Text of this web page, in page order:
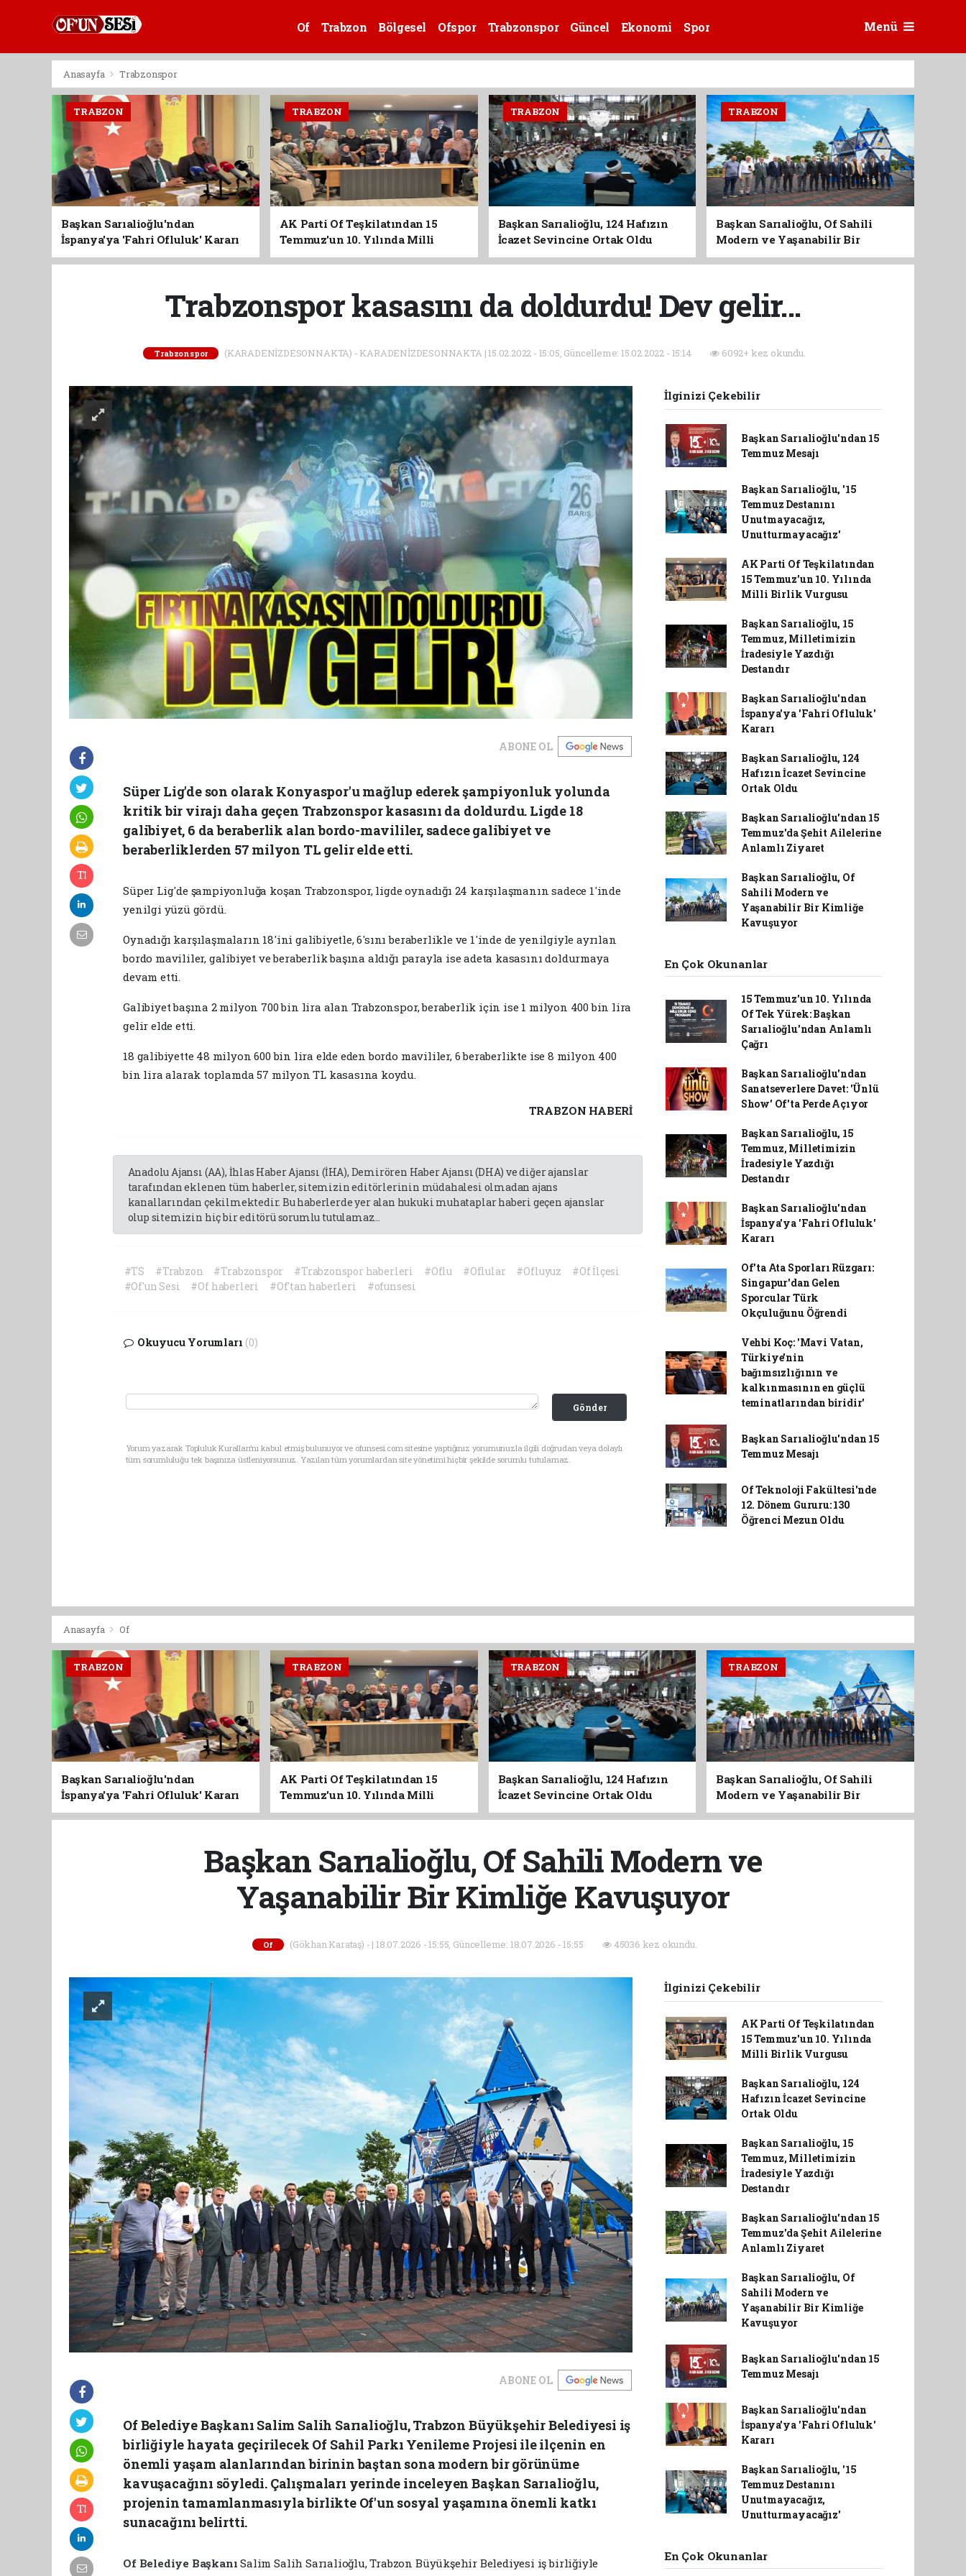
Of Trabzon Bölgesel Ofspor Trabzonspor Güncel Ekonomi Spor Menü
Anasayfa Trabzonspor
TRABZON
Başkan Sarıalioğlu'ndan
İspanya'ya 'Fahri Ofluluk' Kararı
TRABZON
AK Parti Of Teşkilatından 15
Temmuz'un 10. Yılında Milli
Birlik Vurgusu
TRABZON
Başkan Sarıalioğlu, 124 Hafızın
İcazet Sevincine Ortak Oldu
TRABZON
Başkan Sarıalioğlu, Of Sahili
Modern ve Yaşanabilir Bir
Kimliğe Kavuşuyor
Trabzonspor kasasını da doldurdu! Dev gelir...
Trabzonspor (KARADENİZDESONNAKTA) - KARADENİZDESONNAKTA | 15.02.2022 - 15:05, Güncelleme: 15.02.2022 - 15:14 6092+ kez okundu.
ABONE OL
Süper Lig'de son olarak Konyaspor'u mağlup ederek şampiyonluk yolunda
kritik bir virajı daha geçen Trabzonspor kasasını da doldurdu. Ligde 18
galibiyet, 6 da beraberlik alan bordo-mavililer, sadece galibiyet ve
beraberliklerden 57 milyon TL gelir elde etti.
Süper Lig'de şampiyonluğa koşan Trabzonspor, ligde oynadığı 24 karşılaşmanın sadece 1'inde
yenilgi yüzü gördü.
Oynadığı karşılaşmaların 18'ini galibiyetle, 6'sını beraberlikle ve 1'inde de yenilgiyle ayrılan
bordo mavililer, galibiyet ve beraberlik başına aldığı parayla ise adeta kasasını doldurmaya
devam etti.
Galibiyet başına 2 milyon 700 bin lira alan Trabzonspor, beraberlik için ise 1 milyon 400 bin lira
gelir elde etti.
18 galibiyette 48 milyon 600 bin lira elde eden bordo mavililer, 6 beraberlikte ise 8 milyon 400
bin lira alarak toplamda 57 milyon TL kasasına koydu.
TRABZON HABERİ
Anadolu Ajansı (AA), İhlas Haber Ajansı (İHA), Demirören Haber Ajansı (DHA) ve diğer ajanslar
tarafından eklenen tüm haberler, sitemizin editörlerinin müdahalesi olmadan ajans
kanallarından çekilmektedir. Bu haberlerde yer alan hukuki muhataplar haberi geçen ajanslar
olup sitemizin hiç bir editörü sorumlu tutulamaz...
#TS #Trabzon #Trabzonspor #Trabzonspor haberleri #Oflu #Oflular #Ofluyuz
#Of İlçesi
#Of'un Sesi
#Of haberleri #Of'tan haberleri #ofunsesi
Okuyucu Yorumları (0)
Gönder
Yorum yazarak Topluluk Kuralları’nı kabul etmiş bulunuyor ve ofunsesi.com sitesine yaptığınız yorumunuzla ilgili doğrudan veya dolaylı
tüm sorumluluğu tek başınıza üstleniyorsunuz. Yazılan tüm yorumlardan site yönetimi hiçbir şekilde sorumlu tutulamaz.
İlginizi Çekebilir
Başkan Sarıalioğlu'ndan 15
Temmuz Mesajı
Başkan Sarıalioğlu, '15
Temmuz Destanını
Unutmayacağız,
Unutturmayacağız'
AK Parti Of Teşkilatından
15 Temmuz'un 10. Yılında
Milli Birlik Vurgusu
Başkan Sarıalioğlu, 15
Temmuz, Milletimizin
İradesiyle Yazdığı
Destandır
Başkan Sarıalioğlu'ndan
İspanya'ya 'Fahri Ofluluk'
Kararı
Başkan Sarıalioğlu, 124
Hafızın İcazet Sevincine
Ortak Oldu
Başkan Sarıalioğlu'ndan 15
Temmuz'da Şehit Ailelerine
Anlamlı Ziyaret
Başkan Sarıalioğlu, Of
Sahili Modern ve
Yaşanabilir Bir Kimliğe
Kavuşuyor
En Çok Okunanlar
15 Temmuz'un 10. Yılında
Of Tek Yürek: Başkan
Sarıalioğlu'ndan Anlamlı
Çağrı
Başkan Sarıalioğlu'ndan
Sanatseverlere Davet: 'Ünlü
Show' Of'ta Perde Açıyor
Başkan Sarıalioğlu, 15
Temmuz, Milletimizin
İradesiyle Yazdığı
Destandır
Başkan Sarıalioğlu'ndan
İspanya'ya 'Fahri Ofluluk'
Kararı
Of'ta Ata Sporları Rüzgarı:
Singapur'dan Gelen
Sporcular Türk
Okçuluğunu Öğrendi
Vehbi Koç: 'Mavi Vatan,
Türkiye'nin
bağımsızlığının ve
kalkınmasının en güçlü
teminatlarından biridir'
Başkan Sarıalioğlu'ndan 15
Temmuz Mesajı
Of Teknoloji Fakültesi'nde
12. Dönem Gururu: 130
Öğrenci Mezun Oldu
Anasayfa Of
TRABZON
Başkan Sarıalioğlu'ndan
İspanya'ya 'Fahri Ofluluk' Kararı
TRABZON
AK Parti Of Teşkilatından 15
Temmuz'un 10. Yılında Milli
Birlik Vurgusu
TRABZON
Başkan Sarıalioğlu, 124 Hafızın
İcazet Sevincine Ortak Oldu
TRABZON
Başkan Sarıalioğlu, Of Sahili
Modern ve Yaşanabilir Bir
Kimliğe Kavuşuyor
Başkan Sarıalioğlu, Of Sahili Modern ve
Yaşanabilir Bir Kimliğe Kavuşuyor
Of (Gökhan Karataş) - | 18.07.2026 - 15:55, Güncelleme: 18.07.2026 - 15:55 45036 kez okundu.
ABONE OL
Of Belediye Başkanı Salim Salih Sarıalioğlu, Trabzon Büyükşehir Belediyesi iş
birliğiyle hayata geçirilecek Of Sahil Parkı Yenileme Projesi ile ilçenin en
önemli yaşam alanlarından birinin baştan sona modern bir görünüme
kavuşacağını söyledi. Çalışmaları yerinde inceleyen Başkan Sarıalioğlu,
projenin tamamlanmasıyla birlikte Of'un sosyal yaşamına önemli katkı
sunacağını belirtti.
Of Belediye BaşkanıSalim Salih Sarıalioğlu, Trabzon Büyükşehir Belediyesi iş birliğiyle
İlginizi Çekebilir
AK Parti Of Teşkilatından
15 Temmuz'un 10. Yılında
Milli Birlik Vurgusu
Başkan Sarıalioğlu, 124
Hafızın İcazet Sevincine
Ortak Oldu
Başkan Sarıalioğlu, 15
Temmuz, Milletimizin
İradesiyle Yazdığı
Destandır
Başkan Sarıalioğlu'ndan 15
Temmuz'da Şehit Ailelerine
Anlamlı Ziyaret
Başkan Sarıalioğlu, Of
Sahili Modern ve
Yaşanabilir Bir Kimliğe
Kavuşuyor
Başkan Sarıalioğlu'ndan 15
Temmuz Mesajı
Başkan Sarıalioğlu'ndan
İspanya'ya 'Fahri Ofluluk'
Kararı
Başkan Sarıalioğlu, '15
Temmuz Destanını
Unutmayacağız,
Unutturmayacağız'
En Çok Okunanlar